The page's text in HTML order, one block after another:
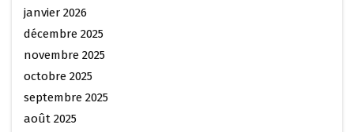
janvier 2026
décembre 2025
novembre 2025
octobre 2025
septembre 2025
août 2025